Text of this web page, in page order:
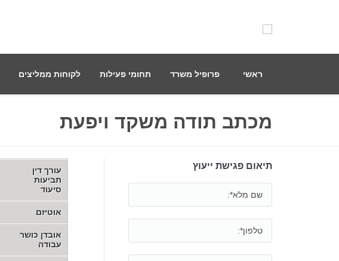
ראשי פרופיל משרד תחומי פעילות לקוחות ממליצים
מכתב תודה משקד ויפעת
עורך דין
תביעות
סיעוד
אוטיזם
אובדן כושר
עבודה
תיאום פגישת ייעוץ